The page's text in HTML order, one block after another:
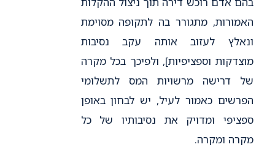
האמורות, מתגורר בה לתקופה מסוימת
ונאלץ לעזוב אותה עקב נסיבות
מוצדקות וספציפיות], ולפיכך בכל מקרה
של דרישה מרשויות המס לתשלומי
הפרשים כאמור לעיל, יש לבחון באופן
ספציפי ומדויק את נסיבותיו של כל
מקרה ומקרה.